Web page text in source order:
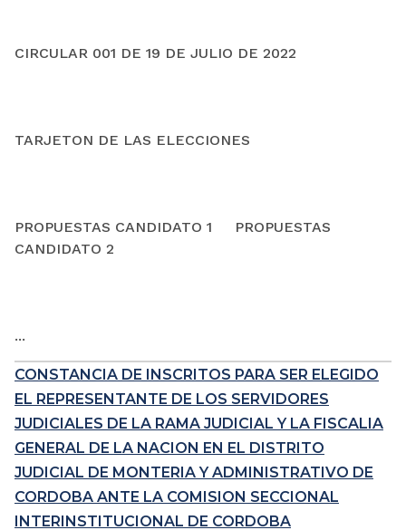
CIRCULAR 001 DE 19 DE JULIO DE 2022
TARJETON DE LAS ELECCIONES
PROPUESTAS CANDIDATO 1 PROPUESTAS
CANDIDATO 2
...
CONSTANCIA DE INSCRITOS PARA SER ELEGIDO
EL REPRESENTANTE DE LOS SERVIDORES
JUDICIALES DE LA RAMA JUDICIAL Y LA FISCALIA
GENERAL DE LA NACION EN EL DISTRITO
JUDICIAL DE MONTERIA Y ADMINISTRATIVO DE
CORDOBA ANTE LA COMISION SECCIONAL
INTERINSTITUCIONAL DE CORDOBA